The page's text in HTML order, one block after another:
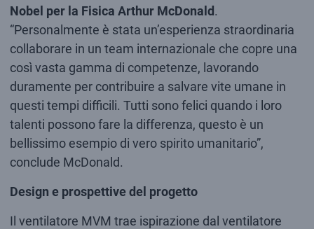
Nobel per la Fisica Arthur McDonald.
“Personalmente è stata un’esperienza straordinaria
collaborare in un team internazionale che copre una
così vasta gamma di competenze, lavorando
duramente per contribuire a salvare vite umane in
questi tempi difficili. Tutti sono felici quando i loro
talenti possono fare la differenza, questo è un
bellissimo esempio di vero spirito umanitario”,
conclude McDonald.
Design e prospettive del progetto
Il ventilatore MVM trae ispirazione dal ventilatore